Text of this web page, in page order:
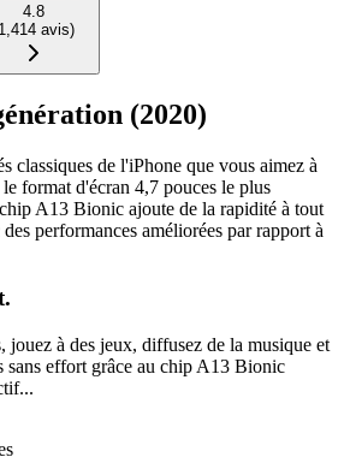
4.8
1,414 avis)
(2020)
classiques de l'iPhone que vous aimez à
format d'écran 4,7 pouces le plus
A13 Bionic ajoute de la rapidité à tout
performances améliorées par rapport à
jouez à des jeux, diffusez de la musique et
sans effort grâce au chip A13 Bionic